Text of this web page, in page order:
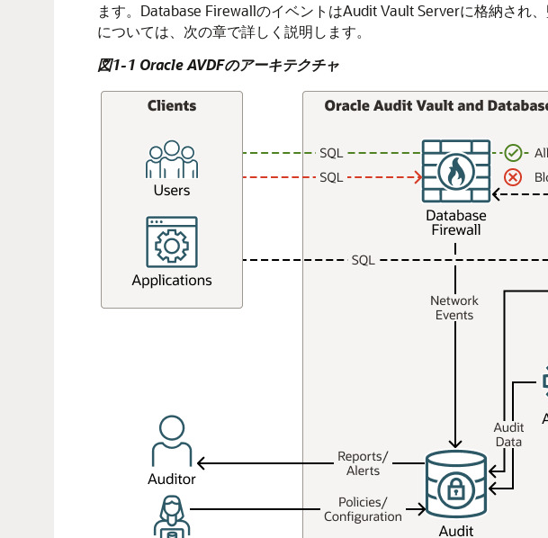
ます。Database FirewallのイベントはAudit Vault Serverに格納され
については、次の章で詳しく説明します。
図1-1 Oracle AVDFのアーキテクチャ